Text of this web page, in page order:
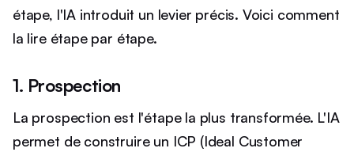
étape, l'IA introduit un levier précis. Voici comment
la lire étape par étape.
1. Prospection
La prospection est l'étape la plus transformée. L'IA
permet de construire un ICP (Ideal Customer